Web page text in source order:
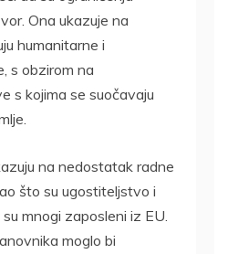
Ona ukazuje na
humanitarne i
s obzirom na
s kojima se suočavaju
na nedostatak radne
što su ugostiteljstvo i
mnogi zaposleni iz EU.
moglo bi